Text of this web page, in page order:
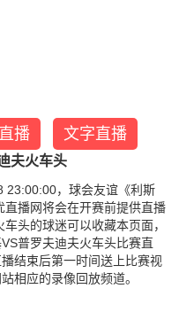
播 文字直播
夫火车头
，球会友谊《利斯
播网将会在开赛前提供直播
头的球迷可以收藏本页面，
普罗夫迪夫火车头比赛直
结束后第一时间送上比赛视
相应的录像回放频道。